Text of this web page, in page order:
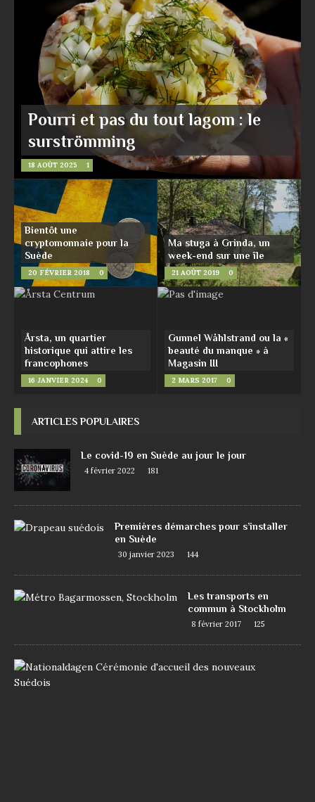
Pourri et pas du tout lagom : le
surströmming
18 AOÛT 2025 1
Bientôt une
cryptomonnaie pour la
Suède
20 FÉVRIER 2018 0
Ma stuga à Grinda, un
week-end sur une île
21 AOÛT 2019 0
Årsta, un quartier
historique qui attire les
francophones
16 JANVIER 2024 0
Gunnel Wåhlstrand ou la «
beauté du manque » à
Magasin III
2 MARS 2017 0
ARTICLES POPULAIRES
Le covid-19 en Suède au jour le jour
4 février 2022 181
Premières démarches pour s’installer
en Suède
30 janvier 2023 144
Les transports en
commun à Stockholm
8 février 2017 125